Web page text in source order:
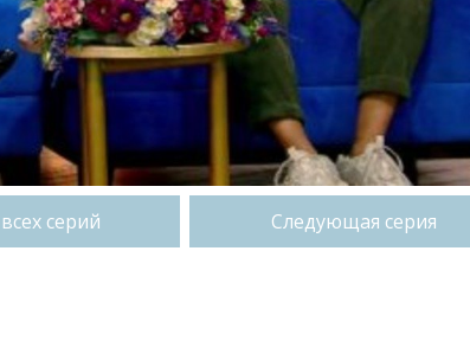
серий Следующая серия